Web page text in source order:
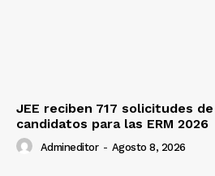
JEE reciben 717 solicitudes
candidatos para las ERM 2026
Admineditor - Agosto 8, 2026